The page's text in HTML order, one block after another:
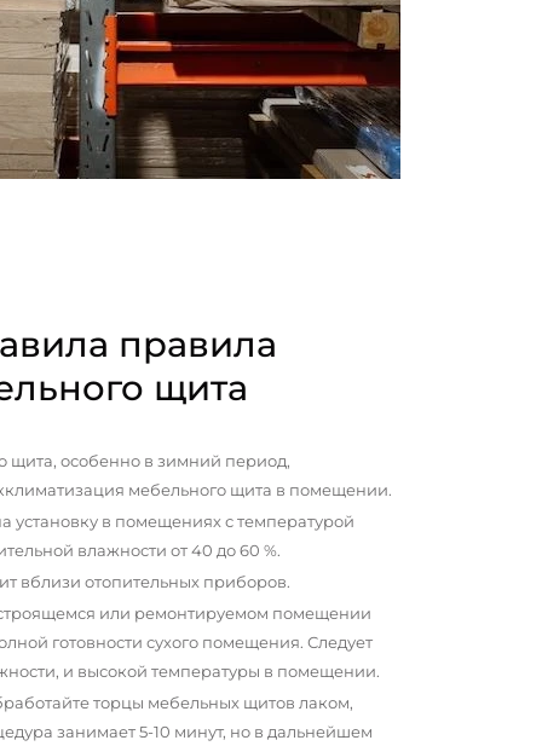
правила
щита
щита, особенно в зимний период,
мебельного щита в помещении.
установку в помещениях с температурой
влажности от 40 до 60 %.
вблизи отопительных приборов.
или ремонтируемом помещении
готовности сухого помещения. Следует
и высокой температуры в помещении.
торцы мебельных щитов лаком,
занимает 5-10 минут, но в дальнейшем